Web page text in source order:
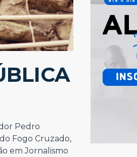
Pedro
Fogo Cruzado,
em Jornalismo